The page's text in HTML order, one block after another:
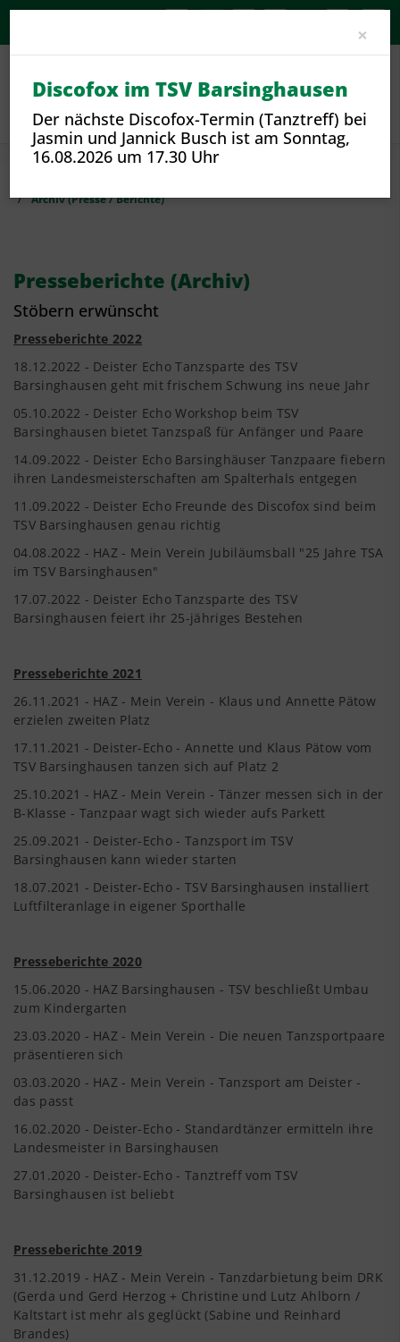
Archiv (Presse / Berichte)
Presseberichte (Archiv)
Stöbern erwünscht
Presseberichte 2022
18.12.2022 - Deister Echo Tanzsparte des TSV
Barsinghausen geht mit frischem Schwung ins neue Jahr
05.10.2022 - Deister Echo Workshop beim TSV
Barsinghausen bietet Tanzspaß für Anfänger und Paare
14.09.2022 - Deister Echo Barsinghäuser Tanzpaare fiebern
ihren Landesmeisterschaften am Spalterhals entgegen
11.09.2022 - Deister Echo Freunde des Discofox sind beim
TSV Barsinghausen genau richtig
04.08.2022 - HAZ - Mein Verein Jubiläumsball "25 Jahre TSA
im TSV Barsinghausen"
17.07.2022 - Deister Echo Tanzsparte des TSV
Barsinghausen feiert ihr 25-jähriges Bestehen
Presseberichte 2021
26.11.2021 - HAZ - Mein Verein - Klaus und Annette Pätow
erzielen zweiten Platz
17.11.2021 - Deister-Echo - Annette und Klaus Pätow vom
TSV Barsinghausen tanzen sich auf Platz 2
25.10.2021 - HAZ - Mein Verein - Tänzer messen sich in der
B-Klasse - Tanzpaar wagt sich wieder aufs Parkett
25.09.2021 - Deister-Echo - Tanzsport im TSV
Barsinghausen kann wieder starten
18.07.2021 - Deister-Echo - TSV Barsinghausen installiert
Luftfilteranlage in eigener Sporthalle
Presseberichte 2020
15.06.2020 - HAZ Barsinghausen - TSV beschließt Umbau
zum Kindergarten
23.03.2020 - HAZ - Mein Verein - Die neuen Tanzsportpaare
präsentieren sich
03.03.2020 - HAZ - Mein Verein - Tanzsport am Deister -
das passt
16.02.2020 - Deister-Echo - Standardtänzer ermitteln ihre
Landesmeister in Barsinghausen
27.01.2020 - Deister-Echo - Tanztreff vom TSV
Barsinghausen ist beliebt
Presseberichte 2019
31.12.2019 - HAZ - Mein Verein - Tanzdarbietung beim DRK
(Gerda und Gerd Herzog + Christine und Lutz Ahlborn /
Kaltstart ist mehr als geglückt (Sabine und Reinhard
Brandes)
×
Discofox im TSV Barsinghausen
Der nächste Discofox-Termin (Tanztreff) bei
Jasmin und Jannick Busch ist am Sonntag,
16.08.2026 um 17.30 Uhr